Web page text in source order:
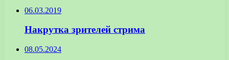
06.03.2019
Накрутка зрителей стрима
08.05.2024